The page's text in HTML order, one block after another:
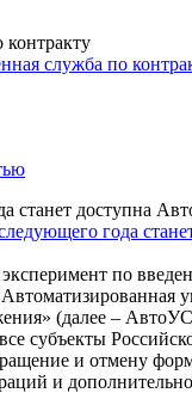
служба по
года
по
(далее –
все субъекты
и отмену
и